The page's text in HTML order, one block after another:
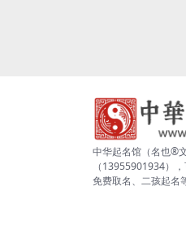
中华起名馆（名也®
（13955901934）
免费取名、二孩起名